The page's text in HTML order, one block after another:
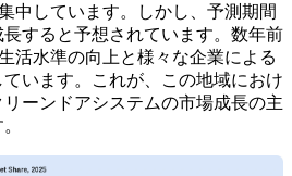
中しています。しかし、予測期間
すると予想されています。数年前
活水準の向上と様々な企業による
います。これが、この地域におけ
ーンドアシステムの市場成長の主